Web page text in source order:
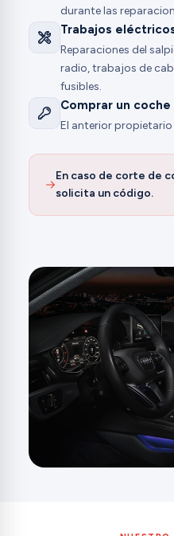
durante las
Trabajos
Reparaciones del
radio, trabajos de
fusibles.
Comprar un
El anterior
En caso de corte de
solicita un código.